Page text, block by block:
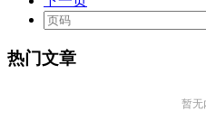
热门文章
暂无